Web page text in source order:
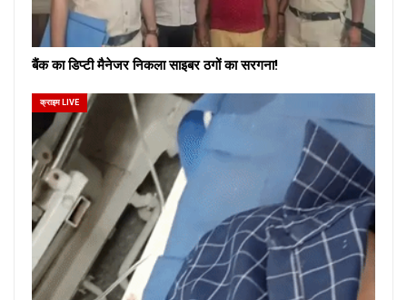
बैंक का डिप्टी मैनेजर निकला साइबर ठगों का सरगना!
क्राइम LIVE